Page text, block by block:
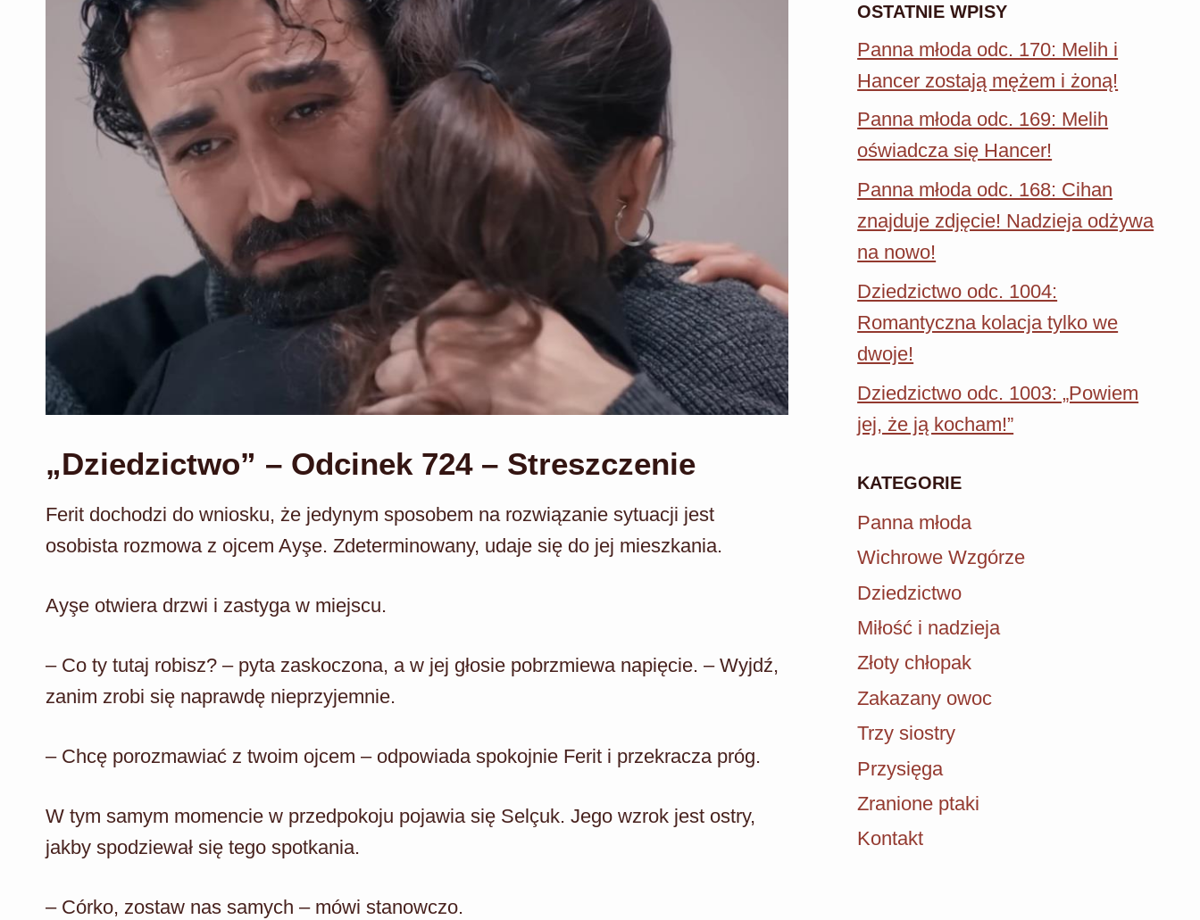
„Dziedzictwo” – Odcinek 724 – Streszczenie
Ferit dochodzi do wniosku, że jedynym sposobem na rozwiązanie sytuacji jest
osobista rozmowa z ojcem Ayşe. Zdeterminowany, udaje się do jej mieszkania.
Ayşe otwiera drzwi i zastyga w miejscu.
– Co ty tutaj robisz? – pyta zaskoczona, a w jej głosie pobrzmiewa napięcie. – Wyjdź,
zanim zrobi się naprawdę nieprzyjemnie.
– Chcę porozmawiać z twoim ojcem – odpowiada spokojnie Ferit i przekracza próg.
W tym samym momencie w przedpokoju pojawia się Selçuk. Jego wzrok jest ostry,
jakby spodziewał się tego spotkania.
– Córko, zostaw nas samych – mówi stanowczo.
OSTATNIE WPISY
Panna młoda odc. 170: Melih i
Hancer zostają mężem i żoną!
Panna młoda odc. 169: Melih
oświadcza się Hancer!
Panna młoda odc. 168: Cihan
znajduje zdjęcie! Nadzieja odżywa
na nowo!
Dziedzictwo odc. 1004:
Romantyczna kolacja tylko we
dwoje!
Dziedzictwo odc. 1003: „Powiem
jej, że ją kocham!”
KATEGORIE
Panna młoda
Wichrowe Wzgórze
Dziedzictwo
Miłość i nadzieja
Złoty chłopak
Zakazany owoc
Trzy siostry
Przysięga
Zranione ptaki
Kontakt